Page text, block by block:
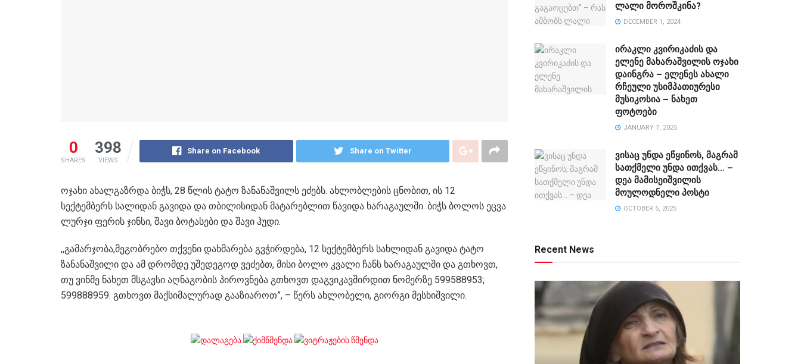
0
SHARES
398
VIEWS
Share on Facebook Share on Twitter
ოჯახი ახალგაზრდა ბიჭს, 28 წლის ტატო ზანანაშვილს ეძებს. ახლობლების ცნობით, ის 12
სექტემბერს სალიდან გავიდა და თბილისიდან მატარებლით წავიდა ხარაგაულში. ბიჭს ბოლოს ეცვა
ლურჯი ფერის ჯინსი, შავი ბოტასები და შავი ჰუდი.
,,გამარჯობა,მეგობრებო თქვენი დახმარება გვჭირდება, 12 სექტემბერს სახლიდან გავიდა ტატო
ზანანაშვილი და ამ დრომდე უშედეგოდ ვეძებთ, მისი ბოლო კვალი ჩანს ხარაგაულში და გთხოვთ,
თუ ვინმე ნახეთ მსგავსი აღნაგობის პიროვნება გთხოვთ დაგვიკავშირდით ნომერზე 599588953;
599888959. გთხოვთ მაქსიმალურად გააზიაროთ”, – წერს ახლობელი, გიორგი მესხიშვილი.
ლალი მოროშკინა?
DECEMBER 1, 2024
ირაკლი კვირიკაძის და
ელენე მახარაშვილის ოჯახი
დაინგრა – ელენეს ახალი
რჩეული უსიმპათიურესი
მუსიკოსია – ნახეთ
ფოტოები
JANUARY 7, 2025
ვისაც უნდა ეწყინოს, მაგრამ
სათქმელი უნდა ითქვას… –
დეა მამისეიშვილის
მოულოდნელი პოსტი
OCTOBER 5, 2025
Recent News